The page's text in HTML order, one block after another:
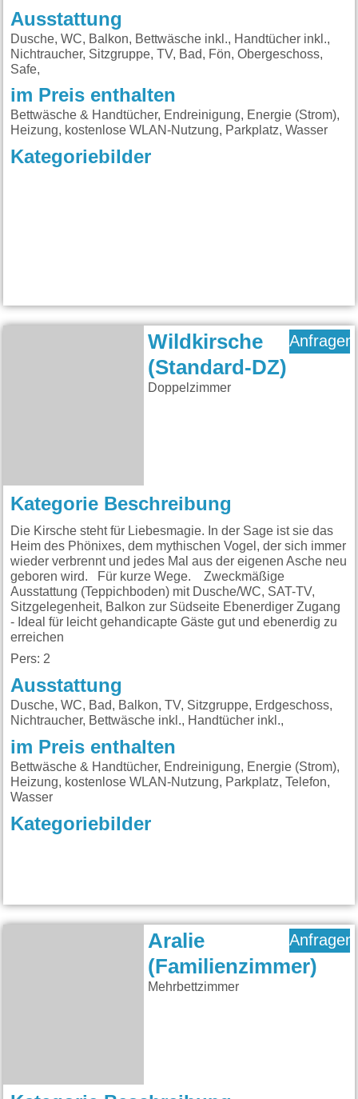
Ausstattung
Dusche, WC, Balkon, Bettwäsche inkl., Handtücher inkl.,
Nichtraucher, Sitzgruppe, TV, Bad, Fön, Obergeschoss,
Safe,
im Preis enthalten
Bettwäsche & Handtücher, Endreinigung, Energie (Strom),
Heizung, kostenlose WLAN-Nutzung, Parkplatz, Wasser
Kategoriebilder
Wildkirsche
(Standard-DZ)
Doppelzimmer
Anfragen
Kategorie Beschreibung
Die Kirsche steht für Liebesmagie. In der Sage ist sie das
Heim des Phönixes, dem mythischen Vogel, der sich immer
wieder verbrennt und jedes Mal aus der eigenen Asche neu
geboren wird. Für kurze Wege. Zweckmäßige
Ausstattung (Teppichboden) mit Dusche/WC, SAT-TV,
Sitzgelegenheit, Balkon zur Südseite Ebenerdiger Zugang
- Ideal für leicht gehandicapte Gäste gut und ebenerdig zu
erreichen
Pers: 2
Ausstattung
Dusche, WC, Bad, Balkon, TV, Sitzgruppe, Erdgeschoss,
Nichtraucher, Bettwäsche inkl., Handtücher inkl.,
im Preis enthalten
Bettwäsche & Handtücher, Endreinigung, Energie (Strom),
Heizung, kostenlose WLAN-Nutzung, Parkplatz, Telefon,
Wasser
Kategoriebilder
Aralie
(Familienzimmer)
Mehrbettzimmer
Anfragen